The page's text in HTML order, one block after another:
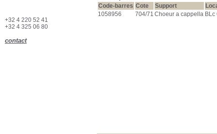
Code-barres Cote Support
1058956
704/71 Choeur a cappella
+32 4 220 52 41
+32 4 325 06 80
contact